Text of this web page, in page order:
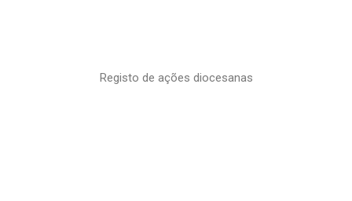
Registo de ações diocesanas